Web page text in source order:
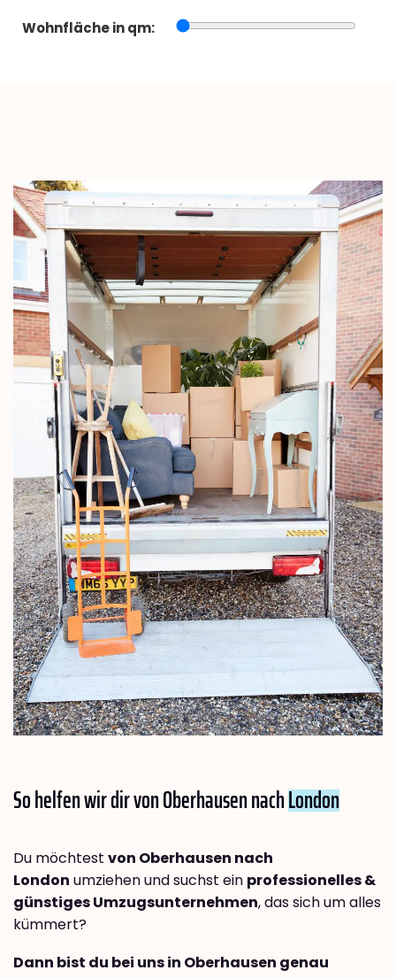
Wohnfläche in qm:
So helfen wir dir von Oberhausen nachLondon
Du möchtest von Oberhausen nach
London umziehen und suchst ein professionelles &
günstiges Umzugsunternehmen, das sich um alles
kümmert?
Dann bist du bei uns in Oberhausen genau